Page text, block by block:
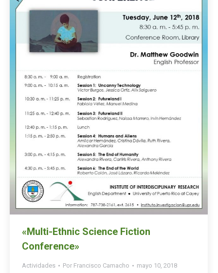
«Multi-Ethnic Science Fiction
Conference»
Actividades Por Francisco Camacho mayo 10, 2018